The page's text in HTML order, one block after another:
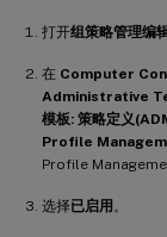
打开组策略管理编
在 Computer
Administrative
模板: 策略定义
Profile
Profile
选择已启用 。